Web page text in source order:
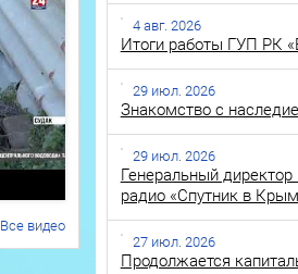
4 авг. 2026
Итоги работы ГУП РК
29 июл. 2026
Знакомство с
29 июл. 2026
Генеральный
радио «Спутник в
27 июл. 2026
Продолжается
Все видео